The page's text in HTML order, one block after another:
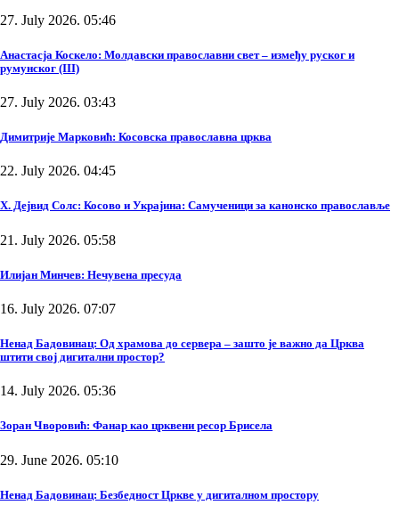
27. July 2026. 05:46
Анастасја Коскело: Молдавски православни свет – између руског и
румунског (III)
27. July 2026. 03:43
Димитрије Марковић: Косовска православна црква
22. July 2026. 04:45
Х. Дејвид Солс: Косово и Украјина: Самученици за канонско православље
21. July 2026. 05:58
Илијан Минчев: Нечувена пресуда
16. July 2026. 07:07
Ненад Бадовинац: Од храмова до сервера – зашто је важно да Црква
штити свој дигитални простор?
14. July 2026. 05:36
Зоран Чворовић: Фанар као црквени ресор Брисела
29. June 2026. 05:10
Ненад Бадовинац: Безбедност Цркве у дигиталном простору